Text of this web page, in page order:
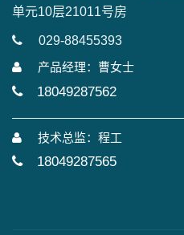
单元10层21011号房
029-88455393
产品经理：曹女士
18049287562
技术总监：程工
18049287565